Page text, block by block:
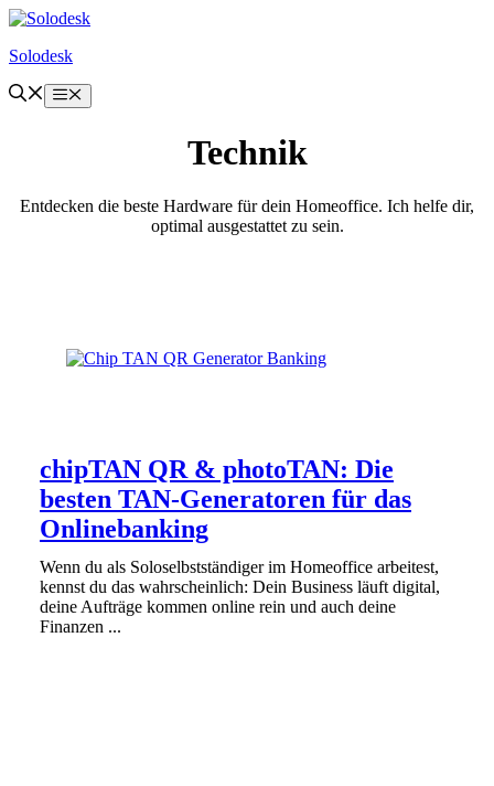
Zum
springen
Solodesk
Menü
Technik
Entdecken die beste Hardware für dein Homeoffice. Ich helfe dir,
optimal ausgestattet zu sein.
chipTAN QR & photoTAN: Die
besten TAN-Generatoren für das
Onlinebanking
Wenn du als Soloselbstständiger im Homeoffice arbeitest,
kennst du das wahrscheinlich: Dein Business läuft digital,
deine Aufträge kommen online rein und auch deine
Finanzen ...